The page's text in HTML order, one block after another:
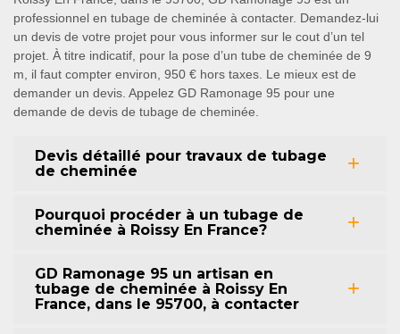
professionnel en tubage de cheminée à contacter. Demandez-lui
un devis de votre projet pour vous informer sur le cout d’un tel
projet. À titre indicatif, pour la pose d’un tube de cheminée de 9
m, il faut compter environ, 950 € hors taxes. Le mieux est de
demander un devis. Appelez GD Ramonage 95 pour une
demande de devis de tubage de cheminée.
Devis détaillé pour travaux de tubage
de cheminée
Pourquoi procéder à un tubage de
cheminée à Roissy En France?
GD Ramonage 95 un artisan en
tubage de cheminée à Roissy En
France, dans le 95700, à contacter